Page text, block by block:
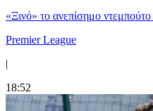
«Ξινό» το ανεπίσημο
Premier League
|
18:52